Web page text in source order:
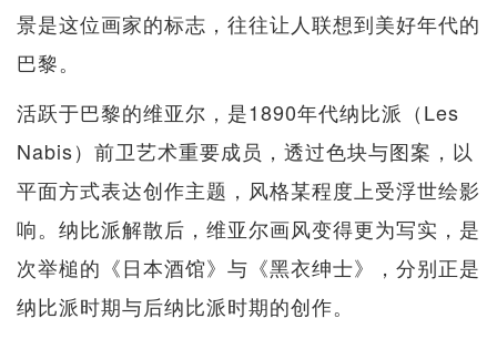
景是这位画家的标志，往往让人联想到美好年代的
巴黎。
活跃于巴黎的维亚尔，是1890年代纳比派（Les
Nabis）前卫艺术重要成员，透过色块与图案，以
平面方式表达创作主题，风格某程度上受浮世绘影
响。纳比派解散后，维亚尔画风变得更为写实，是
次举槌的《日本酒馆》与《黑衣绅士》，分别正是
纳比派时期与后纳比派时期的创作。